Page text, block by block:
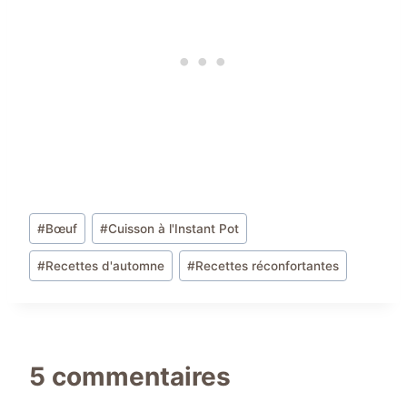
Étiquettes
de
la
#Bœuf #Cuisson à l'Instant Pot
#Recettes d'automne #Recettes réconfortantes
5 commentaires